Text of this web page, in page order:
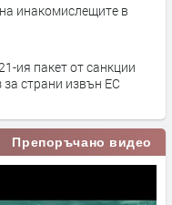
инакомислещите в
ия пакет от санкции
страни извън ЕС
Препоръчано видео